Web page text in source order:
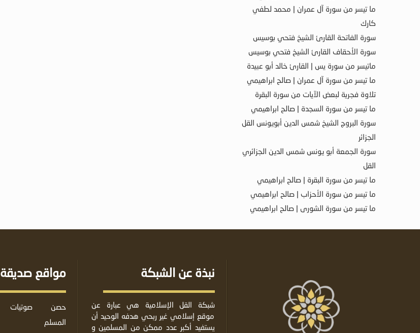
ما تيسر من سورة آل عمران | محمد لطفي
كارك
سورة الفاتحة القارئ الشيخ فتحي بوسيس
سورة الأحقاف القارئ الشيخ فتحي بوسيس
ماتيسر من سورة يس | القارئ خالد أبو عبيدة
ما تيسر من سورة آل عمران | صالح ابراهيمي
تلاوة فجرية لبعض الآيات من سورة البقرة
ما تيسر من سورة السجدة | صالح ابراهيمي
سورة البروج الشيخ شمس الدين أبويونس القل
الجزائر
سورة الجمعة أبو يونس شمس الدين الجزائري
القل
ما تيسر من سورة البقرة | صالح ابراهيمي
ما تيسر من سورة الأحزاب | صالح ابراهيمي
ما تيسر من سورة الشورى | صالح ابراهيمي
نبذة عن الشبكة
شبكة القل الإسلامية هي عبارة عن
موقع إسلامي غير ربحي هدفه الوحيد أن
يستفيد أكبر عدد ممكن من المسلمين و
مواقع صديقة
حصن
المسلم
صوتيات